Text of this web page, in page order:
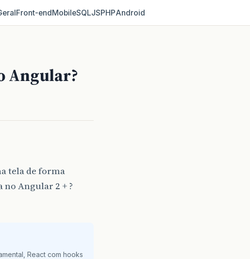
Front‑endMobileSQLJSPHPAndroid
Angular?
tela de forma
Angular 2 + ?
React com hooks